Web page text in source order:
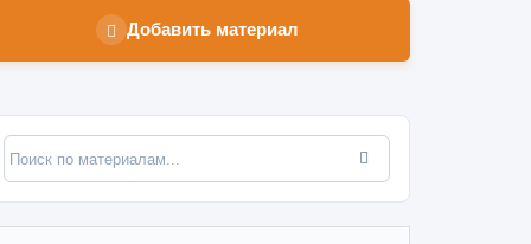
Добавить материал